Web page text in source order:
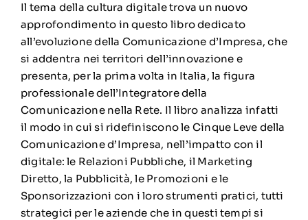
Il tema della cultura digitale trova un nuovo
approfondimento in questo libro dedicato
all’evoluzione della Comunicazione d’Impresa, che
si addentra nei territori dell’innovazione e
presenta, per la prima volta in Italia, la figura
professionale dell’Integratore della
Comunicazione nella Rete. Il libro analizza infatti
il modo in cui si ridefiniscono le Cinque Leve della
Comunicazione d’Impresa, nell’impatto con il
digitale: le Relazioni Pubbliche, il Marketing
Diretto, la Pubblicità, le Promozioni e le
Sponsorizzazioni con i loro strumenti pratici, tutti
strategici per le aziende che in questi tempi si